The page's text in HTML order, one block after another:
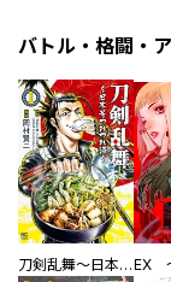
バトル・格闘・
刀剣乱舞～日本号つれづれ酒～